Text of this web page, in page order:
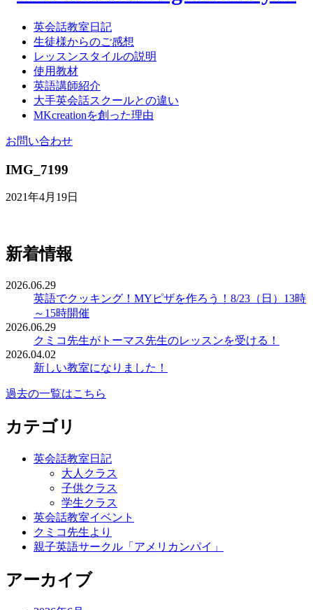
英会話教室日記
生徒様からのご感想
レッスンスタイルの説明
使用教材
英語講師紹介
大手英会話スクールとの違い
MKcreationを創った理由
お問い合わせ
IMG_7199
2021年4月19日
新着情報
2026.06.29
英語でクッキング！MYピザを作ろう！8/23（日）13時
～15時開催
2026.06.29
クミコ先生がトーマス先生のレッスンを受ける！
2026.04.02
新しい教室になりました！
過去の一覧はこちら
カテゴリ
英会話教室日記
大人クラス
子供クラス
学生クラス
英会話教室イベント
クミコ先生より
親子英語サークル「アメリカンパイ」
アーカイブ